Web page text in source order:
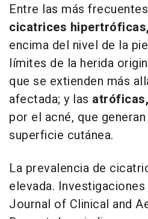
Entre las más
cicatrices hipertróficas,
encima del nivel de la
límites de la herida
que se extienden más
afectada; y las atróficas,
por el acné, que
superficie cutánea.
La prevalencia de
elevada.
Journal of Clinical and